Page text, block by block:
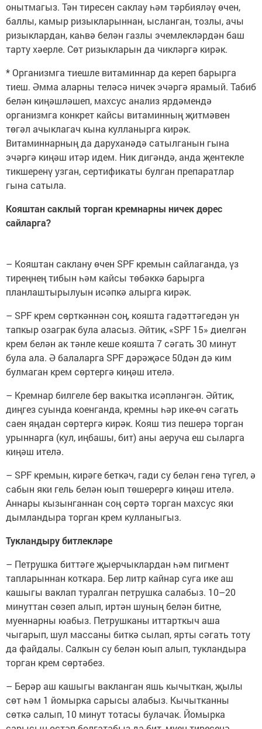
онытмагыз. Тән тиресен саклау һәм тәрбияләү өчен,
баллы, камыр ризыкларыннан, ысланган, тозлы, ачы
ризыклардан, каһвә белән газлы эчемлекләрдән баш
тарту хәерле. Сөт ризыкларын да чикләргә кирәк.
* Организмга тиешле витаминнар да кереп барырга
тиеш. Әмма аларны теләсә ничек эчәргә ярамый. Табиб
белән киңәшләшеп, махсус анализ ярдәмендә
организмга конкрет кайсы витаминның җитмәвен
төгәл ачыклагач кына кулланырга кирәк.
Витаминнарның да даруханәдә сатылганын гына
эчәргә киңәш итәр идем. Ник дигәндә, анда җентекле
тикшеренү узган, сертификаты булган препаратлар
гына сатыла.
Кояштан саклый торган кремнарны ничек дөрес
сайларга?
– Кояштан саклану өчен SPF кремын сайлаганда, үз
тиреңнең тибын һәм кайсы төбәккә барырга
планлаштырылуын исәпкә алырга кирәк.
– SPF крем сөрткәннән соң, кояшта гадәттәгедән ун
тапкыр озаграк була аласыз. Әйтик, «SPF 15» диелгән
крем белән ак тәнле кеше кояшта 7 сәгать 30 минут
була ала. Ә балаларга SPF дәрәҗәсе 50дән дә ким
булмаган крем сөртергә киңәш ителә.
– Кремнар билгеле бер вакытка исәпләнгән. Әйтик,
диңгез суында коенганда, кремны һәр ике-өч сәгать
саен яңадан сөртергә кирәк. Кояш тиз пешерә торган
урыннарга (кул, иңбашы, бит) аны аеруча еш сыларга
киңәш ителә.
– SPF кремын, кирәге беткәч, гади су белән генә түгел, ә
сабын яки гель белән юып төшерергә киңәш ителә.
Аннары кызынганнан соң сөртә торган махсус яки
дымландыра торган крем кулланыгыз.
Тукландыру битлекләре
– Петрушка биттәге җыерчыклардан һәм пигмент
тапларыннан коткара. Бер литр кайнар суга ике аш
кашыгы ваклап туралган петрушка салабыз. 10–20
минуттан сөзеп алып, иртән шуның белән битне,
муеннарны юабыз. Петрушканы иттарткыч аша
чыгарып, шул массаны биткә сылап, ярты сәгать тоту
да файдалы. Салкын су белән юып алып, тукландыра
торган крем сөртәбез.
– Берәр аш кашыгы вакланган яшь кычыткан, җылы
сөт һәм 1 йомырка сарысы алабыз. Кычытканны
сөткә салып, 10 минут тотасы булачак. Йомырка